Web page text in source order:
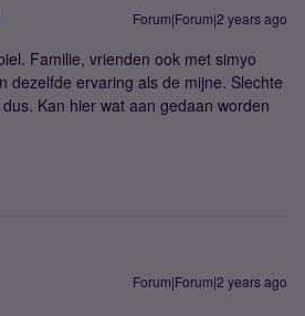
Forum|Forum|2 years ago
Familie, vrienden ook met simyo
dezelfde ervaring als de mijne. Slechte
Kan hier wat aan gedaan worden
Forum|Forum|2 years ago